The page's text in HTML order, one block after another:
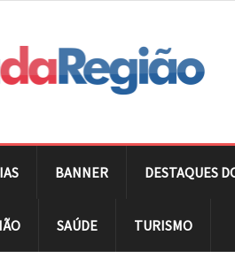
BANNER DESTAQUES
SAÚDE TURISMO